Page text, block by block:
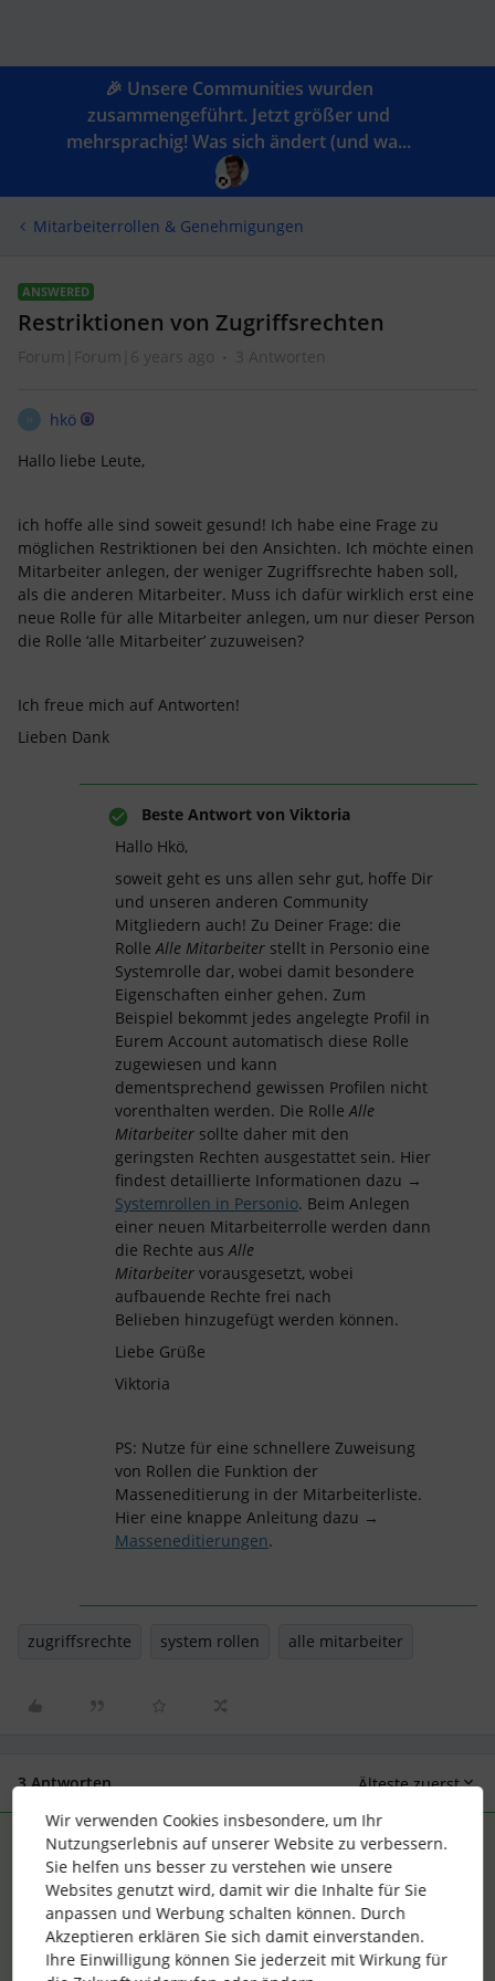
🎉 Unsere Communities wurden
zusammengeführt. Jetzt größer und
mehrsprachig! Was sich ändert (und wa...
Mitarbeiterrollen & Genehmigungen
ANSWERED
Restriktionen von Zugriffsrechten
Forum|Forum|6 years ago 3 Antworten
hkö
Hallo liebe Leute,
ich hoffe alle sind soweit gesund! Ich habe eine Frage zu
möglichen Restriktionen bei den Ansichten. Ich möchte einen
Mitarbeiter anlegen, der weniger Zugriffsrechte haben soll,
als die anderen Mitarbeiter. Muss ich dafür wirklich erst eine
neue Rolle für alle Mitarbeiter anlegen, um nur dieser Person
die Rolle ‘alle Mitarbeiter’ zuzuweisen?
Ich freue mich auf Antworten!
Lieben Dank
Beste Antwort von Viktoria
Hallo Hkö,
soweit geht es uns allen sehr gut, hoffe Dir
und unseren anderen Community
Mitgliedern auch! Zu Deiner Frage: die
RolleAlle Mitarbeiter stellt in Personio eine
Systemrolle dar, wobei damit besondere
Eigenschaften einher gehen. Zum
Beispiel bekommt jedes angelegte Profil in
Eurem Account automatisch diese Rolle
zugewiesen und kann
dementsprechend gewissen Profilen nicht
vorenthalten werden. Die RolleAlle
Mitarbeiter sollte daher mit den
geringsten Rechten ausgestattet sein. Hier
findest detaillierte Informationen dazu →
Systemrollen in Personio. Beim Anlegen
einer neuen Mitarbeiterrolle werden dann
die Rechte ausAlle
Mitarbeiter vorausgesetzt, wobei
aufbauende Rechte frei nach
Belieben hinzugefügt werden können.
Liebe Grüße
Viktoria
PS: Nutze für eine schnellere Zuweisung
von Rollen die Funktion der
Masseneditierung in der Mitarbeiterliste.
Hier eine knappe Anleitung dazu →
Masseneditierungen.
zugriffsrechte system rollen alle mitarbeiter
3 Antworten Älteste zuerst
Viktoria ANTWORT Forum|Forum|6 years ago
Hallo Hkö,
soweit geht es uns allen sehr gut, hoffe Dir und unseren
anderen Community Mitgliedern auch! Zu Deiner Frage: die
RolleAlle Mitarbeiterstellt in Personio eine Systemrolle dar,
Wir verwenden Cookies insbesondere, um Ihr
Nutzungserlebnis auf unserer Website zu verbessern.
Sie helfen uns besser zu verstehen wie unsere
Websites genutzt wird, damit wir die Inhalte für Sie
anpassen und Werbung schalten können. Durch
Akzeptieren erklären Sie sich damit einverstanden.
Ihre Einwilligung können Sie jederzeit mit Wirkung für